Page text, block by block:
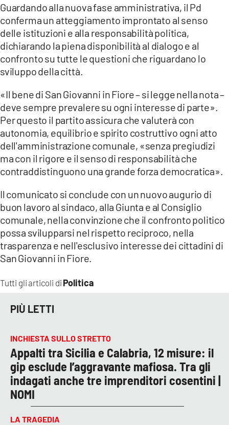
Tutti gli articoli di Politica
Guardando alla nuova fase amministrativa, il Pd
conferma un atteggiamento improntato al senso
delle istituzioni e alla responsabilità politica,
dichiarando la piena disponibilità al dialogo e al
confronto su tutte le questioni che riguardano lo
sviluppo della città.
«Il bene di San Giovanni in Fiore – si legge nella nota –
deve sempre prevalere su ogni interesse di parte».
Per questo il partito assicura che valuterà con
autonomia, equilibrio e spirito costruttivo ogni atto
dell'amministrazione comunale, «senza pregiudizi
ma con il rigore e il senso di responsabilità che
contraddistinguono una grande forza democratica».
Il comunicato si conclude con un nuovo augurio di
buon lavoro al sindaco, alla Giunta e al Consiglio
comunale, nella convinzione che il confronto politico
possa svilupparsi nel rispetto reciproco, nella
trasparenza e nell'esclusivo interesse dei cittadini di
San Giovanni in Fiore.
PIÙ LETTI
INCHIESTA SULLO STRETTO
Appalti tra Sicilia e Calabria, 12 misure: il
gip esclude l’aggravante mafiosa. Tra gli
indagati anche tre imprenditori cosentini |
NOMI
LA TRAGEDIA